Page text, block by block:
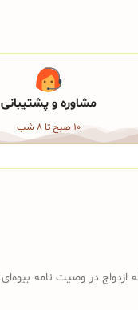
مشاوره و پشتیبانی
10 صبح تا 8 شب